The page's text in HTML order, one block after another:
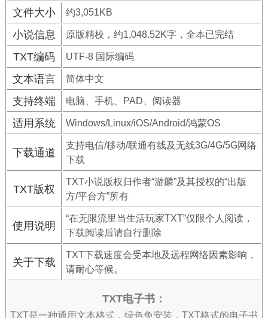
文件大小 约3,051KB
小说信息 原版精校，约1,048.52K字，全本已完结
TXT编码 UTF-8 国际编码
文本语言 简体中文
支持终端 电脑、手机、PAD、阅读器
适用系统 Windows/Linux/iOS/Android/鸿蒙OS
下载通道
支持电信/移动/联通有线及无线3G/4G/5G网络
下载
TXT版权
TXT小说版权归作者“游麟”及其授权的“出版
方/平台方”所有
使用说明
“在无限流里当生活玩家TXT”仅限个人阅读，
下载阅读后请自行删除
关于下载
TXT下载速度会受本地及远程网络因素影响，
请耐心等候。
TXT电子书：
TXT是一种通用文本格式，绿色免安装，TXT格式的电子书